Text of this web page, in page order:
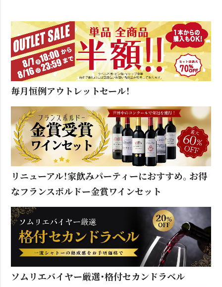
毎月恒例アウトレットセール！
リニューアル！家飲みパーティーにおすすめ。お得
なフランスボルドー金賞ワインセット
ソムリエバイヤー厳選・格付セカンドラベル